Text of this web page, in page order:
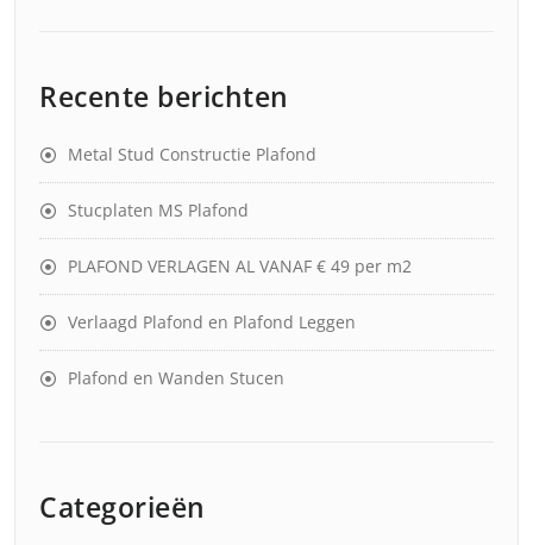
Recente berichten
Metal Stud Constructie Plafond
Stucplaten MS Plafond
PLAFOND VERLAGEN AL VANAF € 49 per m2
Verlaagd Plafond en Plafond Leggen
Plafond en Wanden Stucen
Categorieën